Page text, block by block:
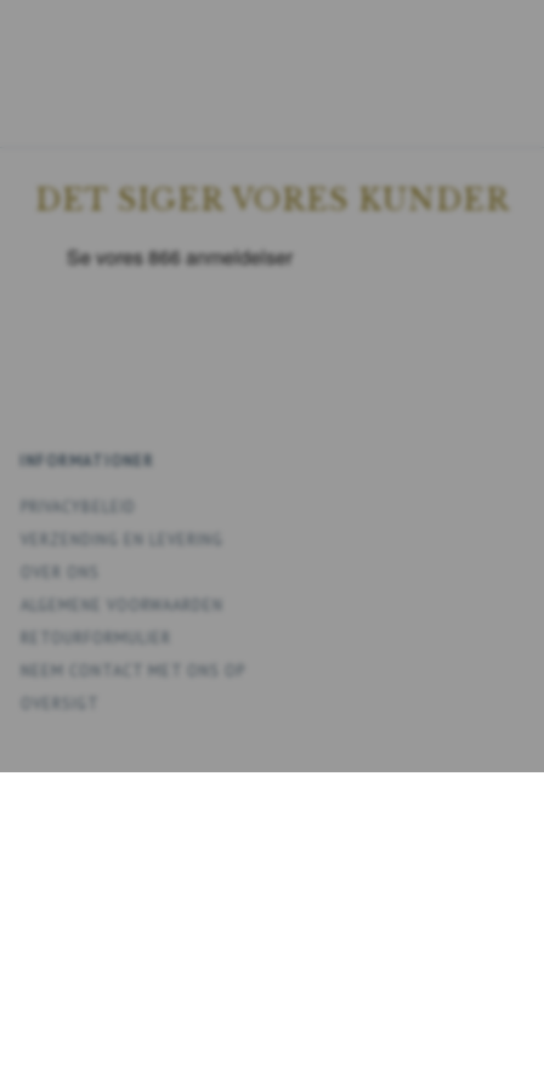
DET SIGER VORES KUNDER
INFORMATIONER
ALGEMENE VOORWAARDEN
RETOURFORMULIER
NEEM CONTACT MET ONS OP